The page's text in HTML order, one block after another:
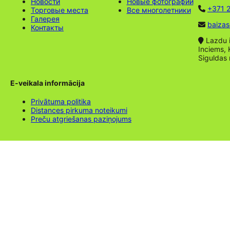
Торговые места
Галерея
Контакты
Все многолетники
+371
Lazdu
Inciems,
Siguldas
E-veikala informācija
Privātuma politika
Distances pirkuma noteikumi
Preču atgriešanas paziņojums